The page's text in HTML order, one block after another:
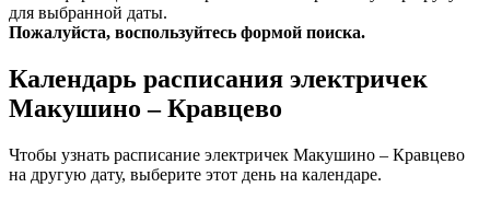
для выбранной даты.
Пожалуйста, воспользуйтесь формой поиска.
Календарь расписания электричек
Макушино – Кравцево
Чтобы узнать расписание электричек Макушино – Кравцево
на другую дату, выберите этот день на календаре.